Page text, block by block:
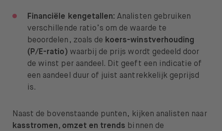
Financiële kengetallen:Analisten gebruiken
verschillende ratio’s om de waarde te
beoordelen, zoals de koers-winstverhouding
(P/E-ratio) waarbij de prijs wordt gedeeld door
de winst per aandeel. Dit geeft een indicatie of
een aandeel duur of juist aantrekkelijk geprijsd
is.
Naast de bovenstaande punten, kijken analisten naar
kasstromen, omzet en trends binnen de